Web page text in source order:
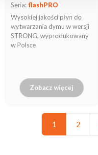
Seria: flashPRO
Wysokiej jakości płyn do
wytwarzania dymu w wersji
STRONG, wyprodukowany
w Polsce
Zobacz więcej
1 2